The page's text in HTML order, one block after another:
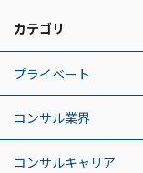
カテゴリ
プライベート
コンサル業界
コンサルキャリア